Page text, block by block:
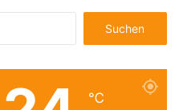
nach:
℃